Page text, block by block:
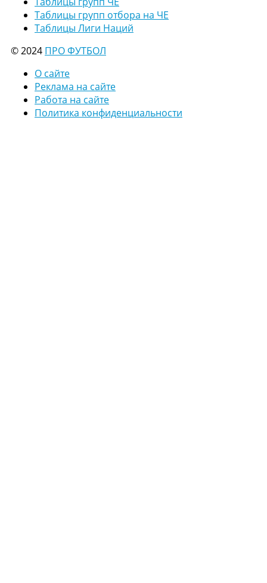
Таблицы групп отбора на ЧЕ
Таблицы Лиги Наций
© 2024 ПРО ФУТБОЛ
О сайте
Реклама на сайте
Работа на сайте
Политика конфиденциальности